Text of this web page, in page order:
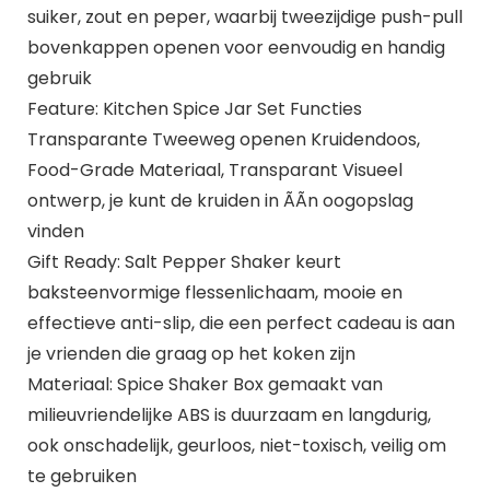
suiker, zout en peper, waarbij tweezijdige push-pull
bovenkappen openen voor eenvoudig en handig
gebruik
Feature: Kitchen Spice Jar Set Functies
Transparante Tweeweg openen Kruidendoos,
Food-Grade Materiaal, Transparant Visueel
ontwerp, je kunt de kruiden in ÃÃn oogopslag
vinden
Gift Ready: Salt Pepper Shaker keurt
baksteenvormige flessenlichaam, mooie en
effectieve anti-slip, die een perfect cadeau is aan
je vrienden die graag op het koken zijn
Materiaal: Spice Shaker Box gemaakt van
milieuvriendelijke ABS is duurzaam en langdurig,
ook onschadelijk, geurloos, niet-toxisch, veilig om
te gebruiken